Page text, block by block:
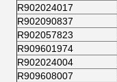
R902024017
R902090837
R902057823
R909601974
R902024004
R909608007